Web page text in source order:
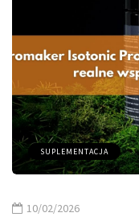
SUPLEMENTACJA
10/02/2026